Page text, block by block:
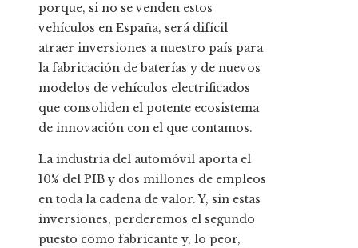
porque, si no se venden estos
vehículos en España, será difícil
atraer inversiones a nuestro país para
la fabricación de baterías y de nuevos
modelos de vehículos electrificados
que consoliden el potente ecosistema
de innovación con el que contamos.
La industria del automóvil aporta el
10% del PIB y dos millones de empleos
en toda la cadena de valor. Y, sin estas
inversiones, perderemos el segundo
puesto como fabricante y, lo peor,